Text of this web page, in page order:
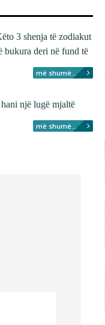
3 shenja të zodiakut
bukura deri në fund të
më shumë...
një lugë mjaltë
më shumë...